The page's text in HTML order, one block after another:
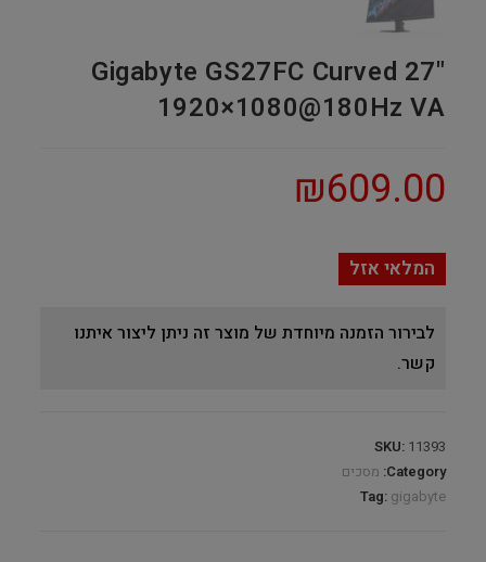
Gigabyte GS27FC Curved 27"
1920×1080@180Hz VA
₪609.00
המלאי אזל
לבירור הזמנה מיוחדת של מוצר זה ניתן ליצור איתנו
קשר.
SKU: 11393
Category: מסכים
Tag: gigabyte